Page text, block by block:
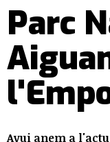
Parc
Avui anem a